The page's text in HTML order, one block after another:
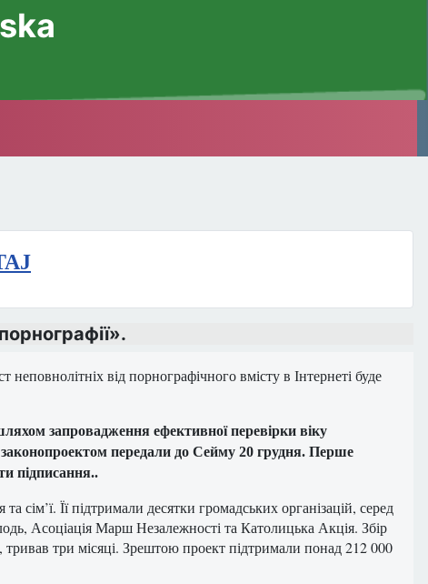
від порнографічного вмісту в Інтернеті буде
запровадження ефективної перевірки віку
законопроектом передали до Сейму 20 грудня. Перше
підписання..
сім’ї. Її підтримали десятки громадських організацій, серед
Асоціація Марш Незалежності та Католицька Акція. Збір
три місяці. Зрештою проект підтримали понад 212 000